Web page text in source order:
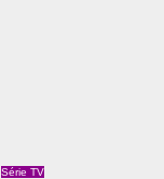
Série TV